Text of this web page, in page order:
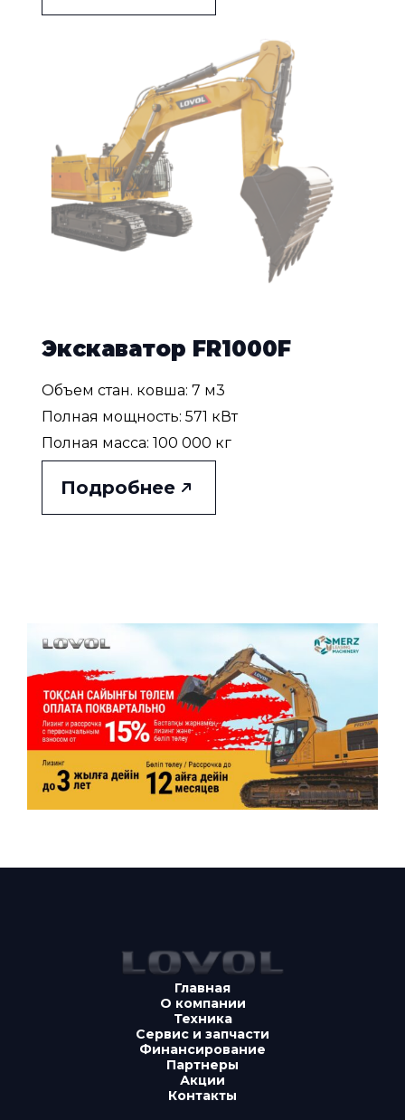
Экскаватор FR1000F
Объем стан. ковша: 7 м3
Полная мощность: 571 кВт
Полная масса: 100 000 кг
Подробнее
Главная
О компании
Техника
Сервис и запчасти
Финансирование
Партнеры
Акции
Контакты